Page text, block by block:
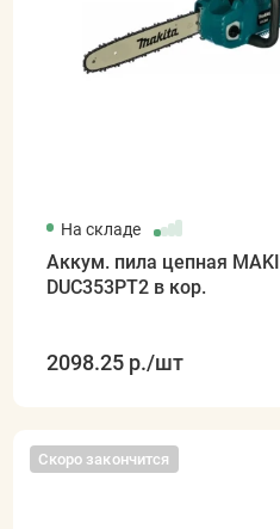
На складе
Аккум. пила цепная
DUC353PT2 в кор.
2098.25 р./шт
Скоро закончится